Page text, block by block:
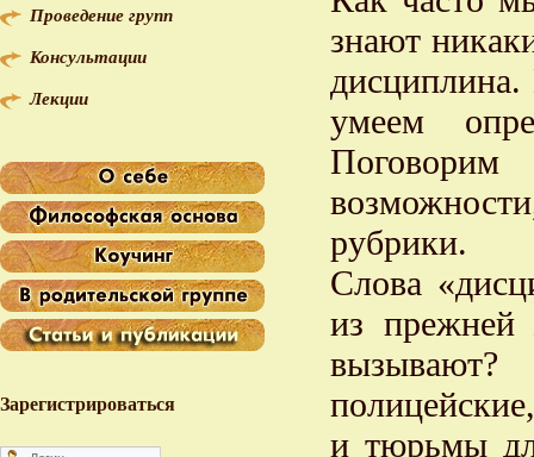
Проведение групп
Консультации
Лекции
Зарегистрироваться
знают
умеем
Поговорим
рубрики.
Слова
из прежней
и тюрьмы